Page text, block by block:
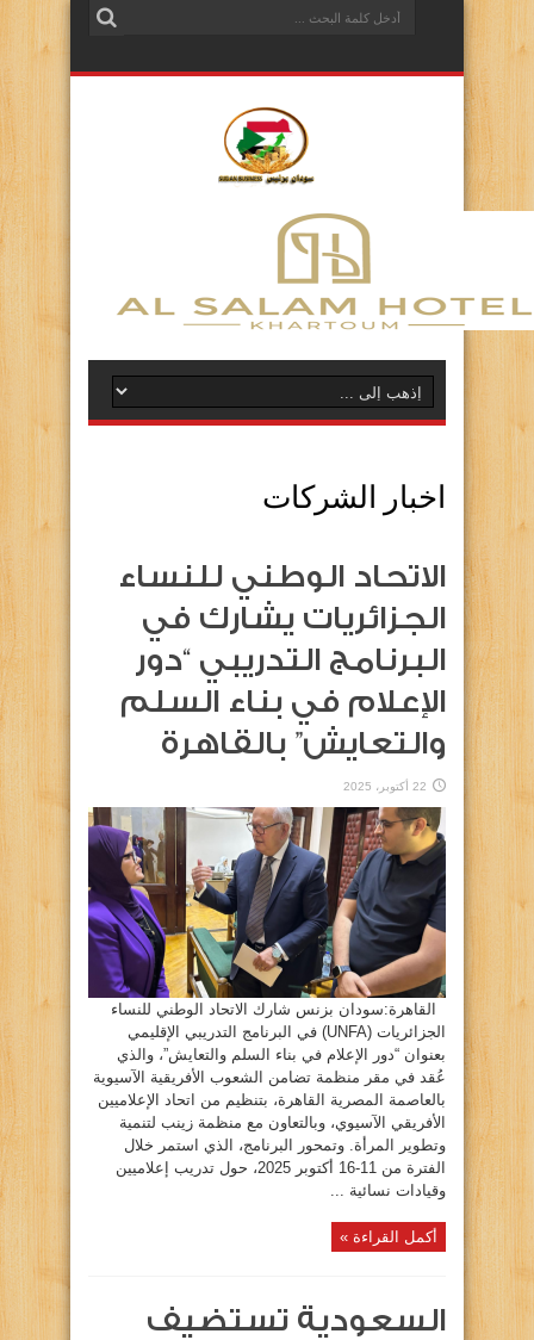
اخبار الشركات
الاتحاد الوطني للنساء
الجزائريات يشارك في
البرنامج التدريبي “دور
الإعلام في بناء السلم
والتعايش” بالقاهرة
22 أكتوبر، 2025
القاهرة:سودان بزنس شارك الاتحاد الوطني للنساء
الجزائريات (UNFA) في البرنامج التدريبي الإقليمي
بعنوان “دور الإعلام في بناء السلم والتعايش”، والذي
عُقد في مقر منظمة تضامن الشعوب الأفريقية الآسيوية
بالعاصمة المصرية القاهرة، بتنظيم من اتحاد الإعلاميين
الأفريقي الآسيوي، وبالتعاون مع منظمة زينب لتنمية
وتطوير المرأة. وتمحور البرنامج، الذي استمر خلال
الفترة من 11-16 أكتوبر 2025، حول تدريب إعلاميين
وقيادات نسائية ...
أكمل القراءة »
السعودية تستضيف